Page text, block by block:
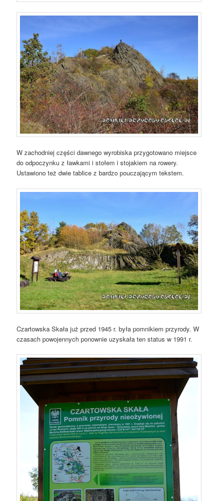
W zachodniej części dawnego wyrobiska przygotowano miejsce
do odpoczynku z ławkami i stołem i stojakiem na rowery.
Ustawiono też dwie tablice z bardzo pouczającym tekstem.
Czartowska Skała już przed 1945 r. była pomnikiem przyrody. W
czasach powojennych ponownie uzyskała ten status w 1991 r.